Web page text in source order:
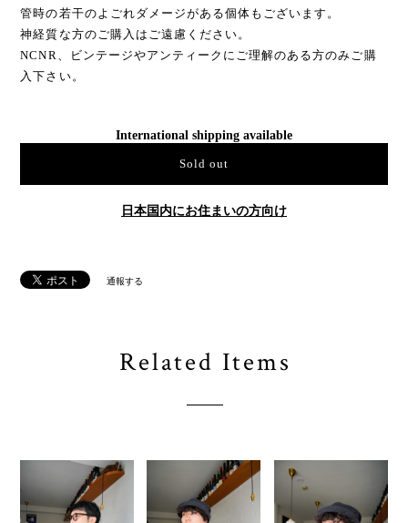
管時の若干のよごれダメージがある個体もございます。
神経質な方のご購入はご遠慮ください。
NCNR、ビンテージやアンティークにご理解のある方のみご購
入下さい。
International shipping available
Sold out
日本国内にお住まいの方向け
通報する
Related Items